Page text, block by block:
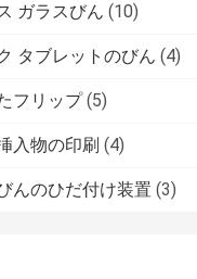
ガラスびん (10)
タブレットのびん (4)
フリップ (5)
入物の印刷 (4)
んのひだ付け装置 (3)